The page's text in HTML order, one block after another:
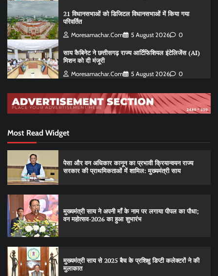
21 विधानसभाओं को डिजिटल विधानसभाओं में किया गया
परिवर्तित
Moresamachar.com 5 August 2026 0
साय कैबिनेट ने छत्तीसगढ़ राज्य आर्टिफिशियल इंटेलिजेंस (AI)
मिशन को दी मंजूरी
Moresamachar.com 5 August 2026 0
Most Read Widget
पेसा और वन अधिकार कानून का प्रभावी क्रियान्वयन राज्य
सरकार की प्राथमिकताओं में शामिल: मुख्यमंत्री साय
मुख्यमंत्री साय ने अपनी माँ के नाम पर लगाया पीपल का पौधा;
वन महोत्सव-2026 का हुआ शुभारंभ
मुख्यमंत्री साय से 2025 बैच के प्रशिक्षु डिप्टी कलेक्टरों ने की
मुलाकात